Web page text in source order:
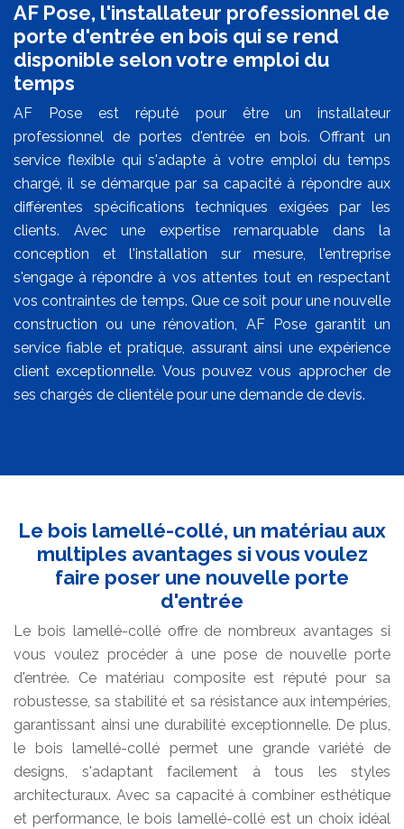
AF Pose, l'installateur professionnel de
porte d'entrée en bois qui se rend
disponible selon votre emploi du
temps
AF Pose est réputé pour être un installateur
professionnel de portes d'entrée en bois. Offrant un
service flexible qui s'adapte à votre emploi du temps
chargé, il se démarque par sa capacité à répondre aux
différentes spécifications techniques exigées par les
clients. Avec une expertise remarquable dans la
conception et l'installation sur mesure, l'entreprise
s'engage à répondre à vos attentes tout en respectant
vos contraintes de temps. Que ce soit pour une nouvelle
construction ou une rénovation, AF Pose garantit un
service fiable et pratique, assurant ainsi une expérience
client exceptionnelle. Vous pouvez vous approcher de
ses chargés de clientèle pour une demande de devis.
Le bois lamellé-collé, un matériau aux
multiples avantages si vous voulez
faire poser une nouvelle porte
d'entrée
Le bois lamellé-collé offre de nombreux avantages si
vous voulez procéder à une pose de nouvelle porte
d'entrée. Ce matériau composite est réputé pour sa
robustesse, sa stabilité et sa résistance aux intempéries,
garantissant ainsi une durabilité exceptionnelle. De plus,
le bois lamellé-collé permet une grande variété de
designs, s'adaptant facilement à tous les styles
architecturaux. Avec sa capacité à combiner esthétique
et performance, le bois lamellé-collé est un choix idéal